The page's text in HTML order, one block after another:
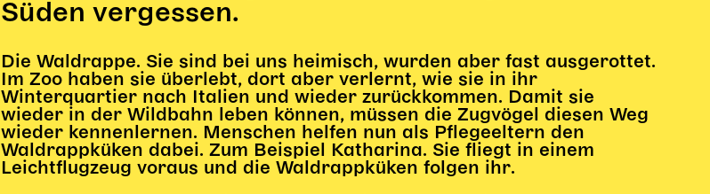
Süden vergessen.
Die Waldrappe. Sie sind bei uns heimisch, wurden aber fast ausgerottet.
Im Zoo haben sie überlebt, dort aber verlernt, wie sie in ihr
Winterquartier nach Italien und wieder zurückkommen. Damit sie
wieder in der Wildbahn leben können, müssen die Zugvögel diesen Weg
wieder kennenlernen. Menschen helfen nun als Pflegeeltern den
Waldrappküken dabei. Zum Beispiel Katharina. Sie fliegt in einem
Leichtflugzeug voraus und die Waldrappküken folgen ihr.